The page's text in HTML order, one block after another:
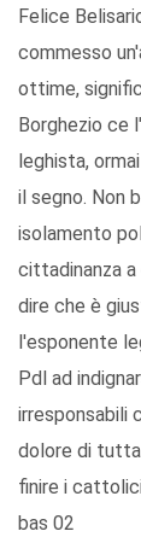
Felice
commesso
ottime,
Borghezio ce
leghista,
il segno. Non
isolamento
cittadinanza
dire che è
l'esponente
Pdl ad
irresponsabili
dolore di tutta
finire i
bas 02